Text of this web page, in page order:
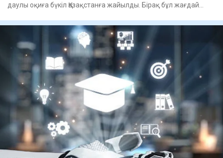
даулы оқиға бүкіл Қазақстанға жайылды. Бірақ бұл жағдай